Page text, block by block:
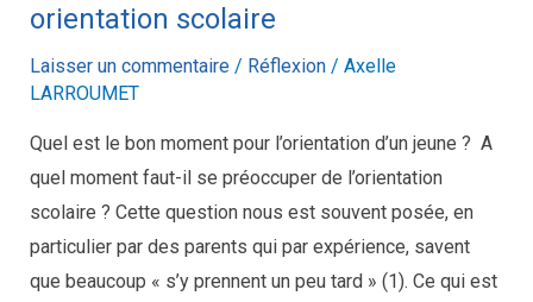
orientation scolaire
Laisser un commentaire / Réflexion/ Axelle
LARROUMET
Quel est le bon moment pour l’orientation d’un jeune ? A
quel moment faut-il se préoccuper de l’orientation
scolaire ? Cette question nous est souvent posée, en
particulier par des parents qui par expérience, savent
que beaucoup « s’y prennent un peu tard » (1). Ce qui est